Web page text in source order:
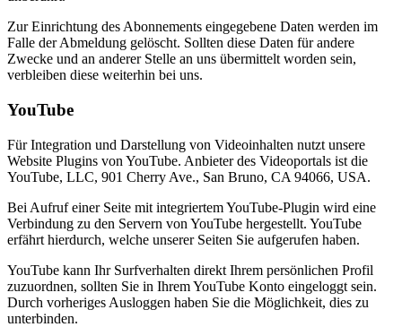
Zur Einrichtung des Abonnements eingegebene Daten werden im
Falle der Abmeldung gelöscht. Sollten diese Daten für andere
Zwecke und an anderer Stelle an uns übermittelt worden sein,
verbleiben diese weiterhin bei uns.
YouTube
Für Integration und Darstellung von Videoinhalten nutzt unsere
Website Plugins von YouTube. Anbieter des Videoportals ist die
YouTube, LLC, 901 Cherry Ave., San Bruno, CA 94066, USA.
Bei Aufruf einer Seite mit integriertem YouTube-Plugin wird eine
Verbindung zu den Servern von YouTube hergestellt. YouTube
erfährt hierdurch, welche unserer Seiten Sie aufgerufen haben.
YouTube kann Ihr Surfverhalten direkt Ihrem persönlichen Profil
zuzuordnen, sollten Sie in Ihrem YouTube Konto eingeloggt sein.
Durch vorheriges Ausloggen haben Sie die Möglichkeit, dies zu
unterbinden.